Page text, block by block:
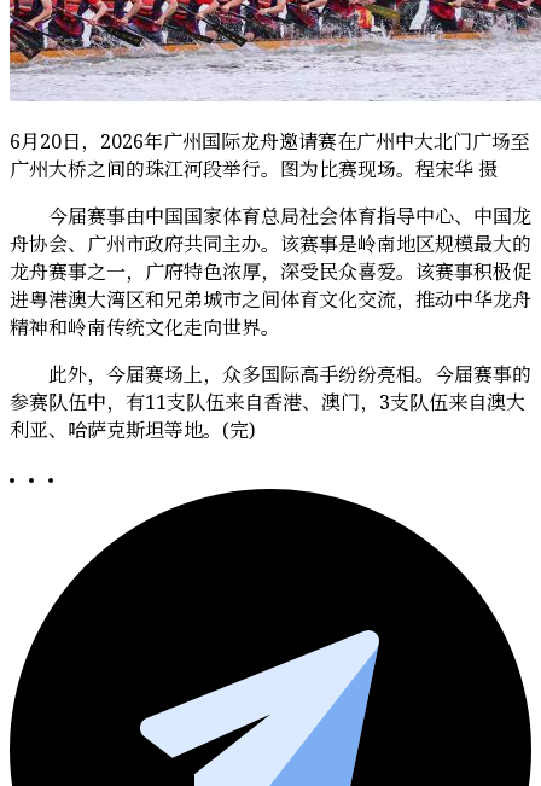
6月20日，2026年广州国际龙舟邀请赛在广州中大北门广场至
广州大桥之间的珠江河段举行。图为比赛现场。程宋华 摄
今届赛事由中国国家体育总局社会体育指导中心、中国龙
舟协会、广州市政府共同主办。该赛事是岭南地区规模最大的
龙舟赛事之一，广府特色浓厚，深受民众喜爱。该赛事积极促
进粤港澳大湾区和兄弟城市之间体育文化交流，推动中华龙舟
精神和岭南传统文化走向世界。
此外，今届赛场上，众多国际高手纷纷亮相。今届赛事的
参赛队伍中，有11支队伍来自香港、澳门，3支队伍来自澳大
利亚、哈萨克斯坦等地。(完)